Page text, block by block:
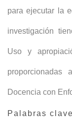
para ejecutar la
investigación
Uso y
Docencia con
Palabras clave